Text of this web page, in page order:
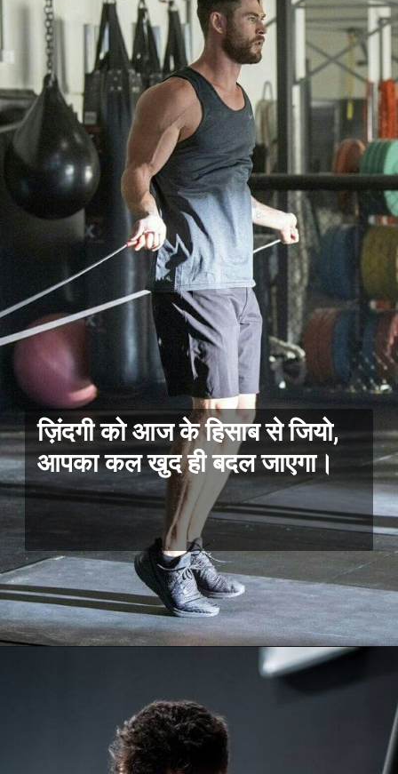
ज़िंदगी को आज के हिसाब से जियो,
आपका कल खुद ही बदल जाएगा।